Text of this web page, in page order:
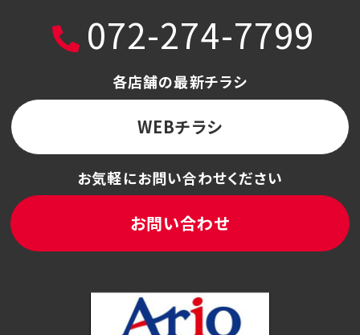
072-274-7799
各店舗の最新チラシ
WEBチラシ
お気軽にお問い合わせください
お問い合わせ